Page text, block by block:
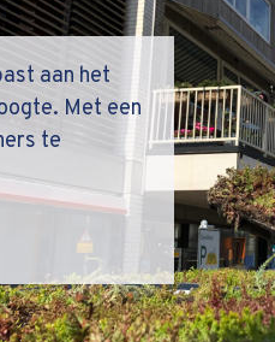
aan het
Met een
te